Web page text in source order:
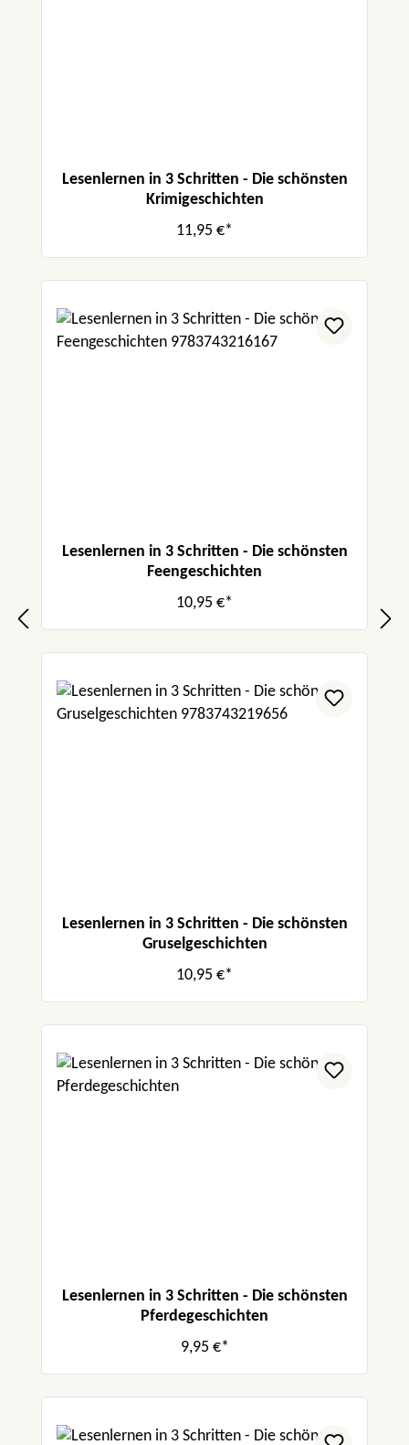
Lesenlernen in 3 Schritten - Die schönsten
Krimigeschichten
11,95 €*
Lesenlernen in 3 Schritten - Die schönsten
Feengeschichten
10,95 €*
Lesenlernen in 3 Schritten - Die schönsten
Gruselgeschichten
10,95 €*
Lesenlernen in 3 Schritten - Die schönsten
Pferdegeschichten
9,95 €*